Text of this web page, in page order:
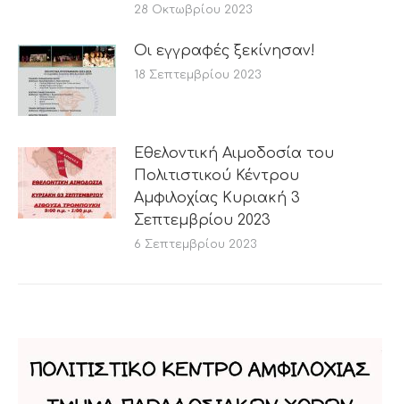
28 Οκτωβρίου 2023
Οι εγγραφές ξεκίνησαν!
18 Σεπτεμβρίου 2023
Εθελοντική Αιμοδοσία του
Πολιτιστικού Κέντρου
Αμφιλοχίας Κυριακή 3
Σεπτεμβρίου 2023
6 Σεπτεμβρίου 2023